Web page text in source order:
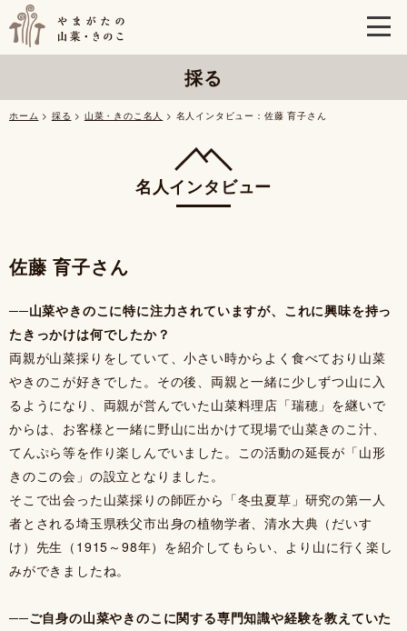
採る
ホーム > 採る > 山菜・きのこ名人 > 名人インタビュー：佐藤 育子さん
名人インタビュー
佐藤 育子さん
──山菜やきのこに特に注力されていますが、これに興味を持っ
たきっかけは何でしたか？
両親が山菜採りをしていて、小さい時からよく食べており山菜
やきのこが好きでした。その後、両親と一緒に少しずつ山に入
るようになり、両親が営んでいた山菜料理店「瑞穂」を継いで
からは、お客様と一緒に野山に出かけて現場で山菜きのこ汁、
てんぷら等を作り楽しんでいました。この活動の延長が「山形
きのこの会」の設立となりました。
そこで出会った山菜採りの師匠から「冬虫夏草」研究の第一人
者とされる埼玉県秩父市出身の植物学者、清水大典（だいす
け）先生（1915～98年）を紹介してもらい、より山に行く楽し
みができましたね。
──ご自身の山菜やきのこに関する専門知識や経験を教えていた